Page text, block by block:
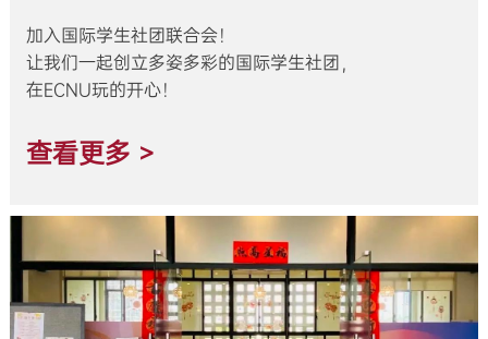
加入国际学生社团联合会！
让我们一起创立多姿多彩的国际学生社团，
在ECNU玩的开心！
查看更多 >